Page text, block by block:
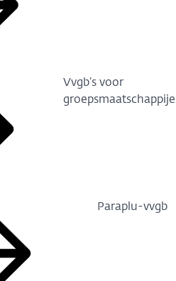
Vvgb’s voor
Paraplu-vvgb